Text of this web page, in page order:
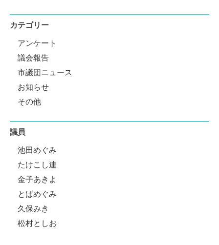
カテゴリー
アンケート
議会報告
市議団ニュース
お知らせ
その他
議員
池田めぐみ
たけこし連
金子あきよ
とばめぐみ
久保みき
松村としお